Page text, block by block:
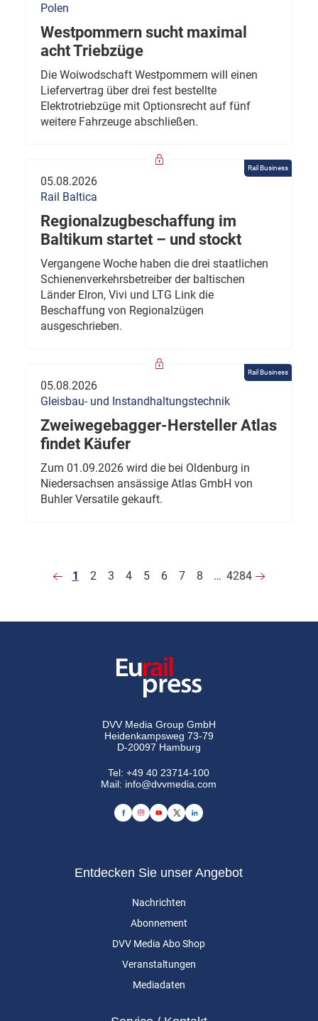
Polen
Westpommern sucht maximal
acht Triebzüge
Die Woiwodschaft Westpommern will einen
Liefervertrag über drei fest bestellte
Elektrotriebzüge mit Optionsrecht auf fünf
weitere Fahrzeuge abschließen.
Rail Business
05.08.2026
Rail Baltica
Regionalzugbeschaffung im
Baltikum startet – und stockt
Vergangene Woche haben die drei staatlichen
Schienenverkehrsbetreiber der baltischen
Länder Elron, Vivi und LTG Link die
Beschaffung von Regionalzügen
ausgeschrieben.
Rail Business
05.08.2026
Gleisbau- und Instandhaltungstechnik
Zweiwegebagger-Hersteller Atlas
findet Käufer
Zum 01.09.2026 wird die bei Oldenburg in
Niedersachsen ansässige Atlas GmbH von
Buhler Versatile gekauft.
1 2 3 4 5 6 7 8 … 4284
DVV Media Group GmbH
Heidenkampsweg 73-79
D-20097 Hamburg
Tel:+49 40 23714-100
Mail: info@dvvmedia.com
Entdecken Sie unser Angebot
Nachrichten
Abonnement
DVV Media Abo Shop
Veranstaltungen
Mediadaten